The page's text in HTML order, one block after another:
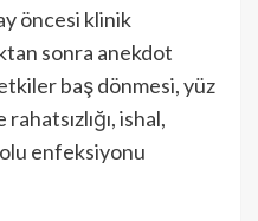
öncesi klinik
sonra anekdot
baş dönmesi, yüz
rahatsızlığı, ishal,
enfeksiyonu